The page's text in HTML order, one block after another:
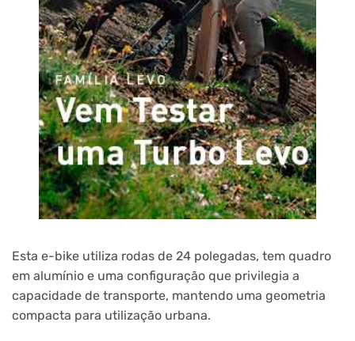
Esta e-bike utiliza rodas de 24 polegadas, tem quadro
em alumínio e uma configuração que privilegia a
capacidade de transporte, mantendo uma geometria
compacta para utilização urbana.